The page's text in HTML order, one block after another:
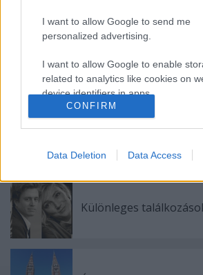
I want to allow Google to send me
personalized advertising.
I want to allow Google to enable
related to analytics like cookies on
device identifiers in apps.
I want to allow Google to enable
I want to allow Google to enable
related to personalization.
I want to allow Google to enable
related to security, including
functionality and fraud prevention,
user protection.
CONFIRM
Data Deletion Data Access
Ajánlott bejegyzések:
Meghalt Böröndi
Kamaradarabok,
Különleges